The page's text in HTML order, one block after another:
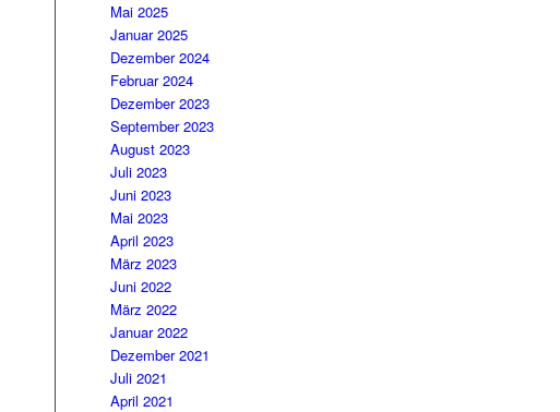
Mai 2025
Januar 2025
Dezember 2024
Februar 2024
Dezember 2023
September 2023
August 2023
Juli 2023
Juni 2023
Mai 2023
April 2023
März 2023
Juni 2022
März 2022
Januar 2022
Dezember 2021
Juli 2021
April 2021